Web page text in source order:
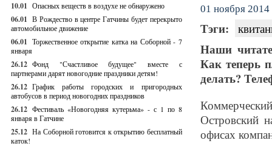
10.01 Опасных веществ в воздухе не обнаружено
06.01 В Рождество в центре Гатчины будет перекрыто
автомобильное движение
06.01 Торжественное открытие катка на Соборной - 7
января
26.12 Фонд "Счастливое будущее" вместе с
партнерами дарят новогодние праздники детям!
26.12 График работы городских и пригородных
автобусов в период новогодних праздников
26.12 Фестиваль «Новогодняя кутерьма» - с 1 по 8
января в Гатчине
25.12 На Соборной готовится к открытию бесплатный
каток!
01 ноября 2014
Тэги:
Наши
Как теперь
делать?
Островский
офисах